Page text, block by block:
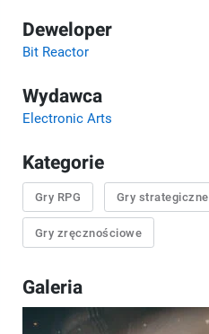
Deweloper
Bit Reactor
Wydawca
Electronic Arts
Kategorie
Gry RPG Gry strategiczne
Gry zręcznościowe
Galeria